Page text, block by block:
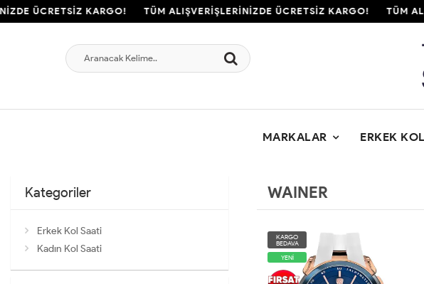
ÜCRETSİZ KARGO! TÜM ALIŞVERİŞLERİNİZDE ÜCRETSİZ KARGO! TÜM
MARKALAR ERKEK
Kategoriler
Erkek Kol Saati
Kadın Kol Saati
WAINER
KARGO
BEDAVA
YENİ